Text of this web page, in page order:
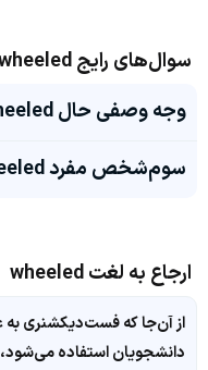
سوال‌های رایج wheeled
وجه وصفی حال wheeled چی میشه؟
سوم‌شخص مفرد wheeled چی میشه؟
ارجاع به لغت wheeled
از آن‌جا که فست‌دیکشنری به
دانشجویان استفاده